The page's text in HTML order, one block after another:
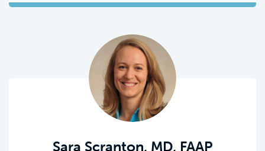
Sara Scranton, MD, FAAP